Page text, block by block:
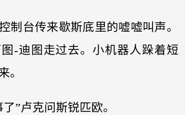
制台传来歇斯底里的嘘嘘叫声。
-迪图走过去。小机器人跺着短
。
”卢克问斯锐匹欧。